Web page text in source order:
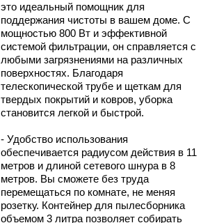
это идеальный помощник для
поддержания чистоты в вашем доме. С
мощностью 800 Вт и эффективной
системой фильтрации, он справляется с
любыми загрязнениями на различных
поверхностях. Благодаря
телескопической трубе и щеткам для
твердых покрытий и ковров, уборка
становится легкой и быстрой.
- Удобство использования
обеспечивается радиусом действия в 11
метров и длиной сетевого шнура в 8
метров. Вы сможете без труда
перемещаться по комнате, не меняя
розетку. Контейнер для пылесборника
объемом 3 литра позволяет собирать